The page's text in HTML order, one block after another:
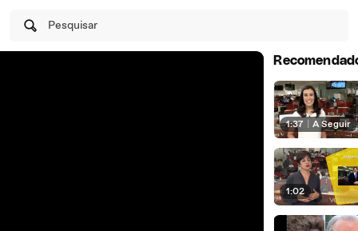
Pesquisar
1:37 A Seguir
1:02